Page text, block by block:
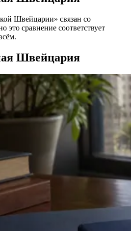
Швейцарии» связан со
это сравнение соответствует
Швейцария